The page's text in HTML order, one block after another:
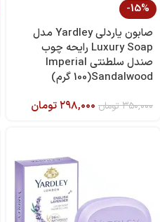
-15%
صابون یاردلی Yardley مدل
Luxury Soap رایحه چوب
صندل سلطنتی Imperial
Sandalwood(100 گرم)
۳۵۰,۰۰۰تومان ۲۹۸,۰۰۰تومان